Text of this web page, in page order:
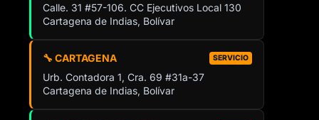
Calle. 31 #57-106. CC Ejecutivos Local 130
Cartagena de Indias, Bolívar
🔧 CARTAGENA SERVICIO
Urb. Contadora 1, Cra. 69 #31a-37
Cartagena de Indias, Bolívar